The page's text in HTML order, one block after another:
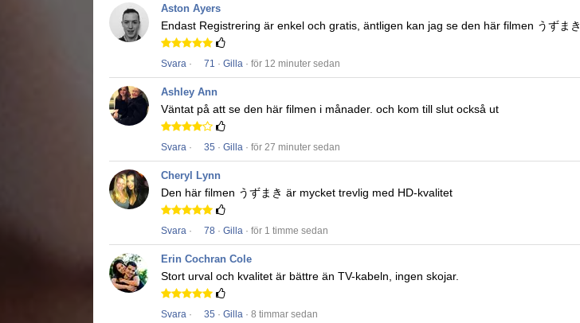
Aston Ayers
Endast Registrering är enkel och gratis, äntligen kan jag se den här filmen うずまき
Svara · 71 · Gilla · för 12 minuter sedan
Ashley Ann
Väntat på att se den här filmen i månader. och kom till slut också ut
Svara · 35 · Gilla · för 27 minuter sedan
Cheryl Lynn
Den här filmen うずまき är mycket trevlig med HD-kvalitet
Svara · 78 · Gilla · för 1 timme sedan
Erin Cochran Cole
Stort urval och kvalitet är bättre än TV-kabeln, ingen skojar.
Svara · 35 · Gilla · 8 timmar sedan